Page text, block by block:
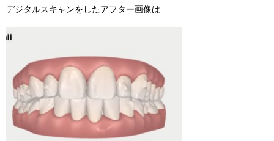
デジタルスキャンをしたアフター画像は